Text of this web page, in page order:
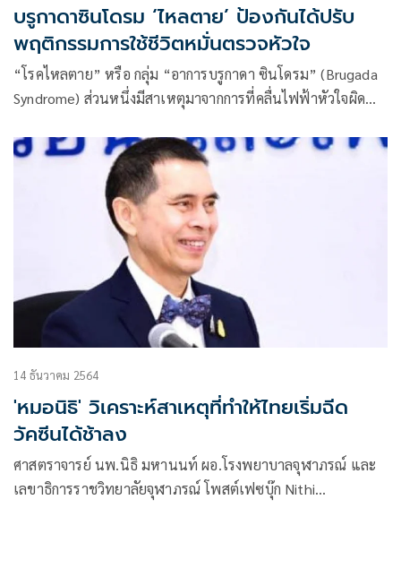
บรูกาดาซินโดรม ‘ไหลตาย’ ป้องกันได้ปรับ
พฤติกรรมการใช้ชีวิตหมั่นตรวจหัวใจ
“โรคไหลตาย” หรือ กลุ่ม “อาการบรูกาดา ซินโดรม” (Brugada
Syndrome) ส่วนหนึ่งมีสาเหตุมาจากการที่คลื่นไฟฟ้าหัวใจผิด
โดยเฉพาะกลุ่มชายวัยทำงาน ที่อาศัยอย่างทางภาคตะวันออก
เฉียงเหนือของประเทศไทย ซึ่งเดินทางไปทำงานในต่างประเทศ
หรือต่างถิ่นฐานในบ้านเราก็ตาม ที่สำคัญโรคไหลตายมักพบได้
ในผู้ชายอายุน้อย และพบได้ในผู้ชายมากกว่าผู้หญิง นอกจากนี้
พฤติกรรมของการบริโภคอาหาร ที่กระตุ้นให้กลูโคสหรือน้ำตาล
ในเลือดสูง ซึ่งเป็นผลทำให้โพแทสเซียมในร่างกายต่ำ และนำมา
ซึ่งการกระตุ้นให้หัวใจเต้นผิดจังหวะ จึงทำให้เกิดเหตุของการเสีย
ชีวิตในวันนั้นหรือเวลานั้น หรือเสียชีวิตกระทันนั่นเอง เพื่อ
เป็นการป้องกันตัวเองให้ห่างไกลจากโรคไหลตาย
14 ธันวาคม 2564
'หมอนิธิ' วิเคราะห์สาเหตุที่ทำให้ไทยเริ่มฉีด
วัคซีนได้ช้าลง
ศาสตราจารย์ นพ.นิธิ มหานนท์ ผอ.โรงพยาบาลจุฬาภรณ์ และ
เลขาธิการราชวิทยาลัยจุฬาภรณ์ โพสต์เฟซบุ๊ก Nithi